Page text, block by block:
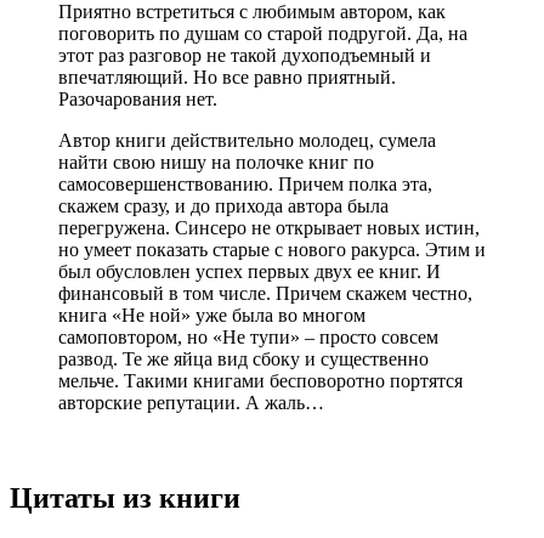
Приятно встретиться с любимым автором, как
поговорить по душам со старой подругой. Да, на
этот раз разговор не такой духоподъемный и
впечатляющий. Но все равно приятный.
Разочарования нет.
Автор книги действительно молодец, сумела
найти свою нишу на полочке книг по
самосовершенствованию. Причем полка эта,
скажем сразу, и до прихода автора была
перегружена. Синсеро не открывает новых истин,
но умеет показать старые с нового ракурса. Этим и
был обусловлен успех первых двух ее книг. И
финансовый в том числе. Причем скажем честно,
книга «Не ной» уже была во многом
самоповтором, но «Не тупи» – просто совсем
развод. Те же яйца вид сбоку и существенно
мельче. Такими книгами бесповоротно портятся
авторские репутации. А жаль…
Цитаты из книги